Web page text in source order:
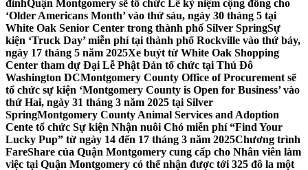
đìnhQuận Montgomery sẽ tổ chức Lễ kỷ niệm cộng đồng cho
‘Older Americans Month’ vào thứ sáu, ngày 30 tháng 5 tại
White Oak Senior Center trong thành phố Silver SpringSự
kiện ‘Truck Day’ miễn phí tại thành phố Rockville vào thứ bảy,
ngày 17 tháng 5 năm 2025Xe buýt từ White Oak Shopping
Center tham dự Đại Lễ Phật Đản tổ chức tại Thủ Đô
Washington DCMontgomery County Office of Procurement sẽ
tổ chức sự kiện ‘Montgomery County is Open for Business’ vào
thứ Hai, ngày 31 tháng 3 năm 2025 tại Silver
SpringMontgomery County Animal Services and Adoption
Cente tổ chức Sự kiện Nhận nuôi Chó miễn phí “Find Your
Lucky Pup” từ ngày 14 đến 17 tháng 3 năm 2025Chương trình
FareShare của Quận Montgomery cung cấp cho Nhân viên làm
việc tại Quận Montgomery có thể nhận được tới 325 đô la một